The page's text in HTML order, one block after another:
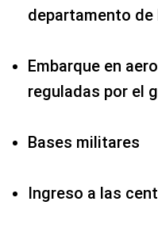
departamento de
Embarque en
reguladas por el
Bases militares
Ingreso a las